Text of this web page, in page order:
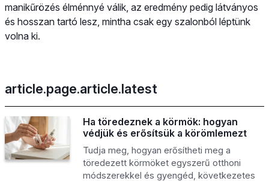
manikűrözés élménnyé válik, az eredmény pedig látványos
és hosszan tartó lesz, mintha csak egy szalonból léptünk
volna ki.
article.page.article.latest
Ha töredeznek a körmök: hogyan
védjük és erősítsük a körömlemezt
Tudja meg, hogyan erősítheti meg a
töredezett körmöket egyszerű otthoni
módszerekkel és gyengéd, következetes